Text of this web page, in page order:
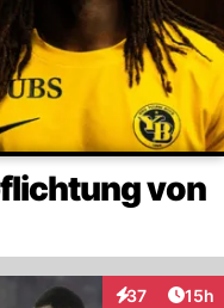
von
37
Interaktionen
15h